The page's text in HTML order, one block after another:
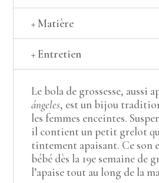
+ Matière
+ Entretien
Le bola de grossesse, aussi
ángeles, est un bijou
les femmes enceintes.
il contient un petit grelot
tintement apaisant. Ce son
bébé dès la 19e semaine de
l’apaise tout au long de la